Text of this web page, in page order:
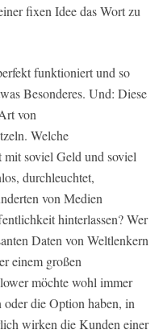
fixen Idee das Wort zu
funktioniert und so
Besonderes. Und: Diese
von
Welche
soviel Geld und soviel
durchleuchtet,
von Medien
hinterlassen? Wer
Daten von Weltlenkern
einem großen
möchte wohl immer
die Option haben, in
wirken die Kunden einer